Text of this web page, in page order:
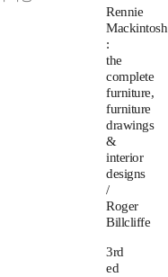
Rennie
Mackintosh
:
the
complete
furniture,
furniture
drawings
&
interior
designs
/
Roger
Billcliffe
3rd
ed